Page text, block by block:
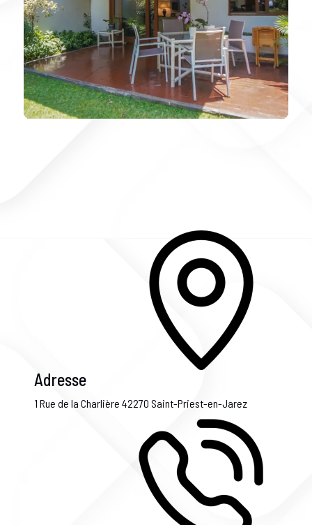
Adresse
1 Rue de la Charlière 42270 Saint-Priest-en-Jarez